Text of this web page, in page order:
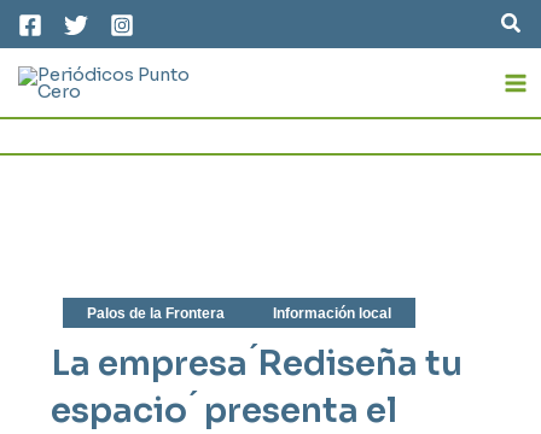
contenido
Palos de la Frontera Información local
La empresa ́Rediseña tu
espacio ́ presenta el